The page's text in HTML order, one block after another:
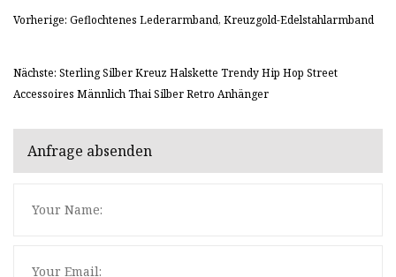
Vorherige: Geflochtenes Lederarmband, Kreuzgold-Edelstahlarmband
Nächste: Sterling Silber Kreuz Halskette Trendy Hip Hop Street
Accessoires Männlich Thai Silber Retro Anhänger
Anfrage absenden